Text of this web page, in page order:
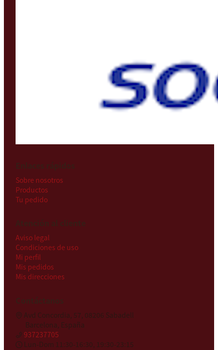
Sobre nosotros
Productos
Tu pedido
Aviso legal
Condiciones de uso
Mi perfil
Mis pedidos
Mis direcciones
Avd Concordia, 57, 08206 Sabadell
Barcelona, España
937237705
Lun-Dom 11:30-16:30, 19:30-23:15